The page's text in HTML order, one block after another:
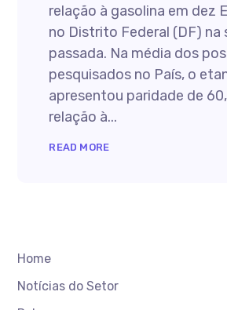
relação à gasolina em dez
no Distrito Federal (DF) na
passada. Na média dos
pesquisados no País, o
apresentou paridade de
relação à...
READ MORE
Home
Notícias do Setor